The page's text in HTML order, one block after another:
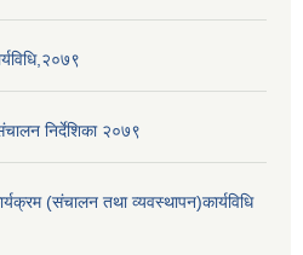
निर्देशिका २०७९
(संचालन तथा व्यवस्थापन)कार्यविधि